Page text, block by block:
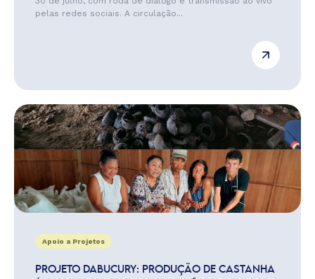
pelas redes sociais. A circulação...
Apoio a Projetos
PROJETO DABUCURY: PRODUÇÃO DE CASTANHA